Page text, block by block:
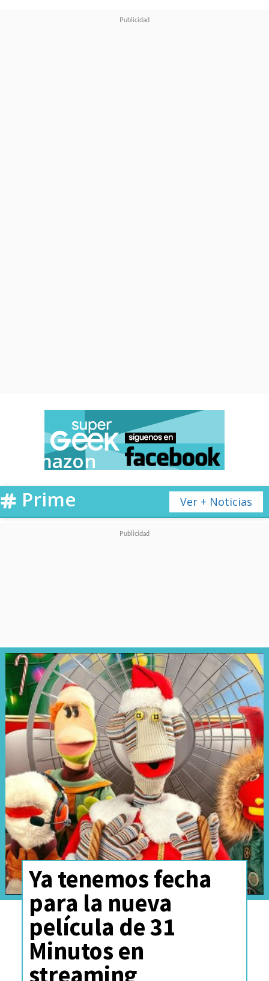
Ver + Noticias
Amazon
Prime
Ya tenemos fecha
para la nueva
película de 31
Minutos en
streaming